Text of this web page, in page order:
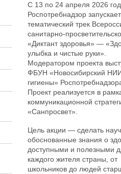
С 13 по 24 апреля 2026
Роспотребнадзор
тематический трек
санитарно-
«Диктант здоровья» —
улыбка и чистые руки».
Модератором проекта
ФБУН «Новосибирский
гигиены»
Проект реализуется в
коммуникационной
«Санпросвет».
Цель акции — сделать
обоснованные знания о
доступными и полезными
каждого жителя страны, от
школьников до людей